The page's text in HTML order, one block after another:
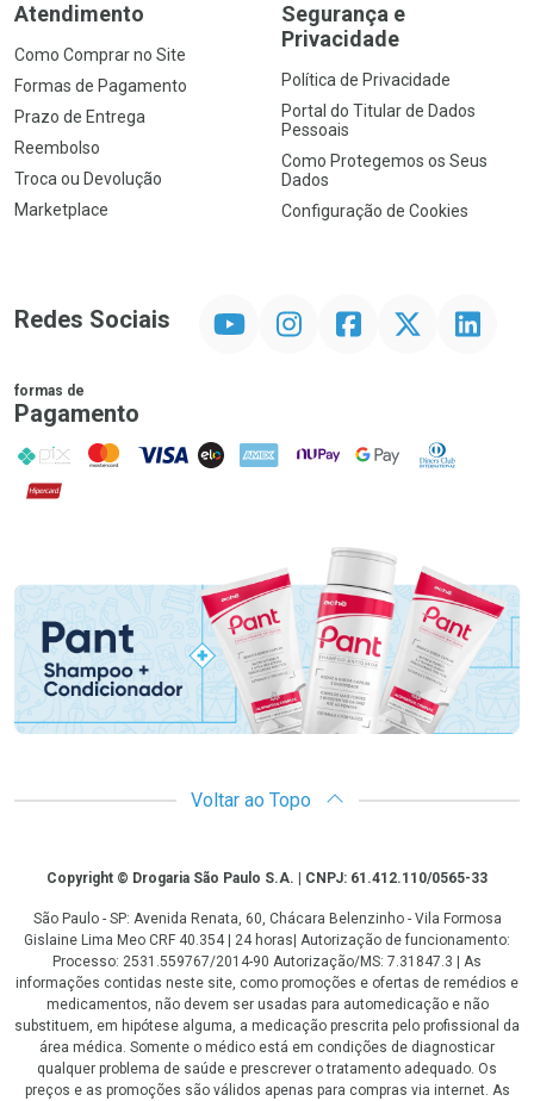
Atendimento
Como Comprar no Site
Formas de Pagamento
Prazo de Entrega
Reembolso
Troca ou Devolução
Marketplace
Segurança e
Privacidade
Política de Privacidade
Portal do Titular de Dados
Pessoais
Como Protegemos os Seus
Dados
Configuração de Cookies
Redes Sociais InstagramFacebookTwitter Linkedin
formas de
Pagamento
PIX MasterCard
VISA ELO AMEX NuPay Google PayDiners Club
Hipercard
Promoção em Destaque
Voltar ao Topo
CopyrightCopyright © Drogaria São Paulo S.A. | CNPJ: 61.412.110/0565-33
São Paulo - SP: Avenida Renata, 60, Chácara Belenzinho - Vila Formosa
Gislaine Lima Meo CRF 40.354 | 24 horas| Autorização de funcionamento:
Processo: 2531.559767/2014-90 Autorização/MS: 7.31847.3 | As
informações contidas neste site, como promoções e ofertas de remédios e
medicamentos, não devem ser usadas para automedicação e não
substituem, em hipótese alguma, a medicação prescrita pelo profissional da
área médica. Somente o médico está em condições de diagnosticar
qualquer problema de saúde e prescrever o tratamento adequado. Os
preços e as promoções são válidos apenas para compras via internet. As